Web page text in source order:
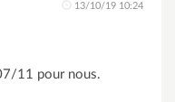
13/10/19 10:24
11 pour nous.